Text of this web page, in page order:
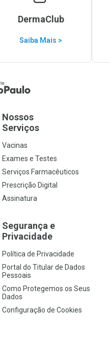
DermaClub
Saiba Mais >
Nossos
Serviços
Vacinas
Exames e Testes
Serviços Farmacêuticos
Prescrição Digital
Assinatura
Segurança e
Privacidade
Política de Privacidade
Portal do Titular de Dados
Pessoais
Como Protegemos os Seus
Dados
Configuração de Cookies